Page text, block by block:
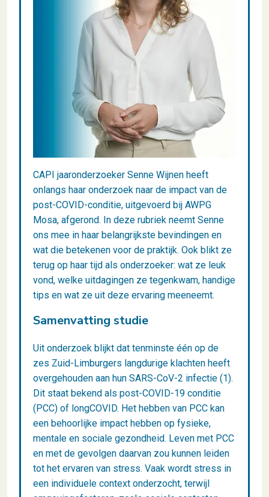
CAPI jaaronderzoeker Senne Wijnen heeft
onlangs haar onderzoek naar de impact van de
post-COVID-conditie, uitgevoerd bij AWPG
Mosa, afgerond. In deze rubriek neemt Senne
ons mee in haar belangrijkste bevindingen en
wat die betekenen voor de praktijk. Ook blikt ze
terug op haar tijd als onderzoeker: wat ze leuk
vond, welke uitdagingen ze tegenkwam, handige
tips en wat ze uit deze ervaring meeneemt.
Samenvatting studie
Uit onderzoek blijkt dat tenminste één op de
zes Zuid-Limburgers langdurige klachten heeft
overgehouden aan hun SARS-CoV-2 infectie (1).
Dit staat bekend als post-COVID-19 conditie
(PCC) of longCOVID. Het hebben van PCC kan
een behoorlijke impact hebben op fysieke,
mentale en sociale gezondheid. Leven met PCC
en met de gevolgen daarvan zou kunnen leiden
tot het ervaren van stress. Vaak wordt stress in
een individuele context onderzocht, terwijl